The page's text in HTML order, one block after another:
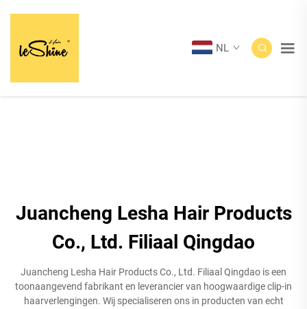
NL
Juancheng Lesha Hair Products
Co., Ltd. Filiaal Qingdao
Juancheng Lesha Hair Products Co., Ltd. Filiaal Qingdao is een
toonaangevend fabrikant en leverancier van hoogwaardige clip-in
haarverlengingen. Wij specialiseren ons in producten van echt